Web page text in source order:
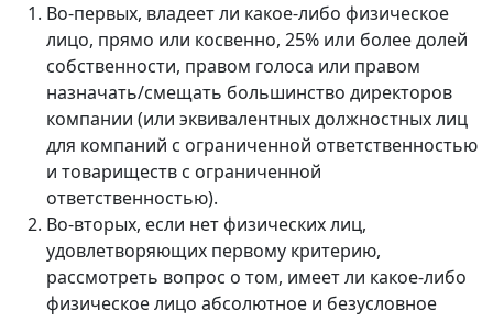
Во-первых, владеет ли какое-либо физическое
лицо, прямо или косвенно, 25% или более долей
собственности, правом голоса или правом
назначать/смещать большинство директоров
компании (или эквивалентных должностных лиц
для компаний с ограниченной ответственностью
и товариществ с ограниченной
ответственностью).
Во-вторых, если нет физических лиц,
удовлетворяющих первому критерию,
рассмотреть вопрос о том, имеет ли какое-либо
физическое лицо абсолютное и безусловное